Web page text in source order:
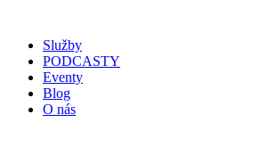
Služby
PODCASTY
Eventy
Blog
O nás